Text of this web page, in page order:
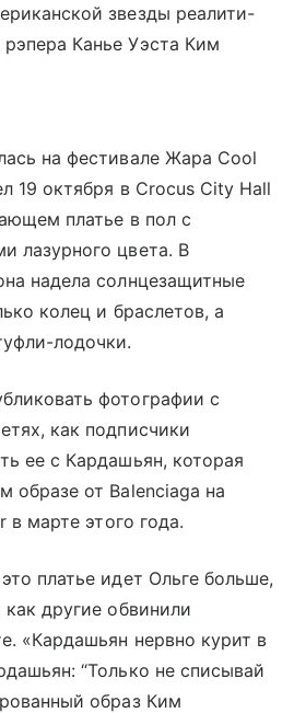
звезды реалити-
Канье Уэста Ким
на фестивале Жара Cool
19 октября в Crocus City Hall
платье в пол с
лазурного цвета. В
надела солнцезащитные
колец и браслетов, а
лодочки.
фотографии с
как подписчики
ее с Кардашьян, которая
образе от Balenciaga на
в марте этого года.
платье идет Ольге больше,
другие обвинили
«Кардашьян нервно курит в
“Только не списывай
образ Ким